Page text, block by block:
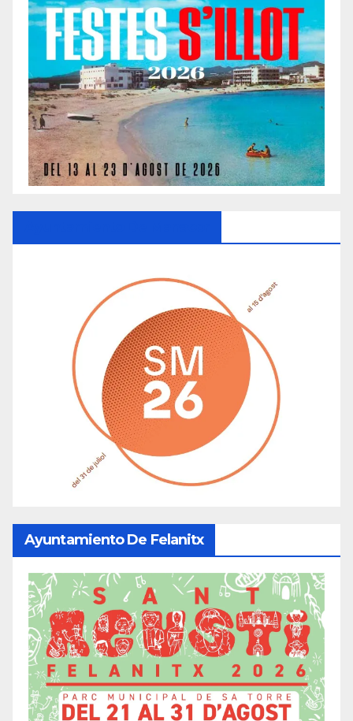
Ayuntamiento De Felanitx